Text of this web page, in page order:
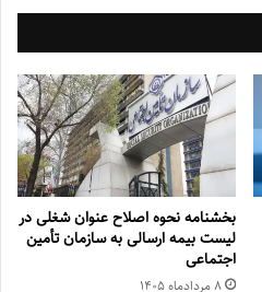
بخشنامه نحوه اصلاح عنوان شغلی در
لیست بیمه ارسالی به سازمان تأمین
اجتماعی
۸ مرداد‌ماه ۱۴۰۵